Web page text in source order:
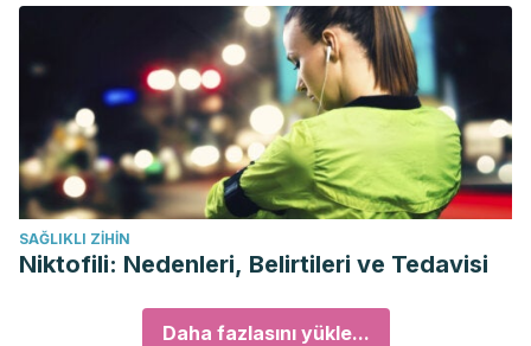
SAĞLIKLI ZIHIN
Niktofili: Nedenleri, Belirtileri ve Tedavisi
Daha fazlasını yükle...